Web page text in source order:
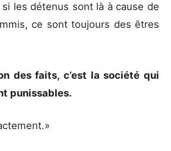
les détenus sont là à cause de
ce sont toujours des êtres
des faits, c’est la société qui
punissables.